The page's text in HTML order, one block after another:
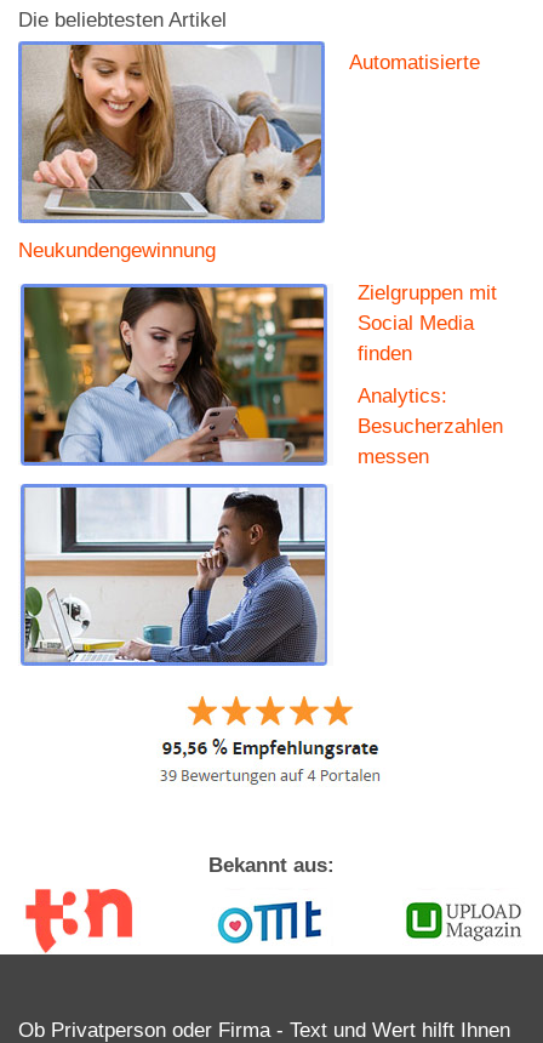
Die beliebtesten Artikel
Automatisierte
Neukundengewinnung
Zielgruppen mit
Social Media
finden
Analytics:
Besucherzahlen
messen
Bekannt aus:
Ob Privatperson oder Firma - Text und Wert hilft Ihnen